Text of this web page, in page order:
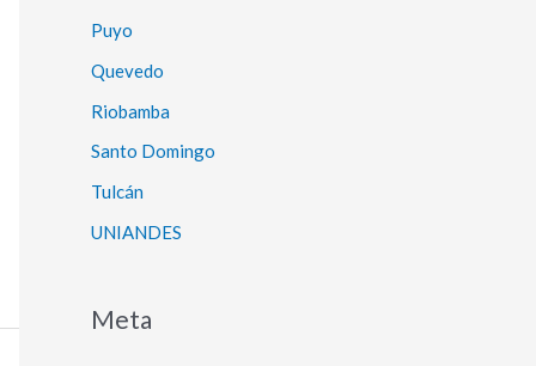
Puyo
Quevedo
Riobamba
Santo Domingo
Tulcán
UNIANDES
Meta